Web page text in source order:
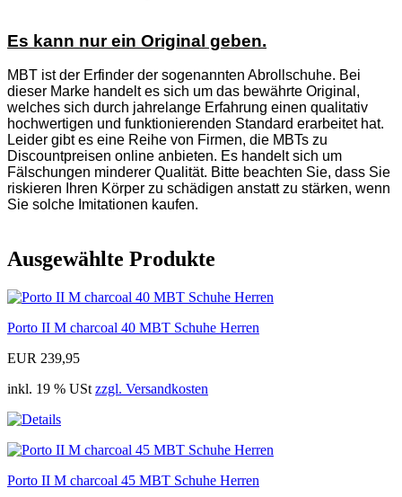
Es kann nur ein Original geben.
MBT ist der Erfinder der sogenannten Abrollschuhe. Bei
dieser Marke handelt es sich um das bewährte Original,
welches sich durch jahrelange Erfahrung einen qualitativ
hochwertigen und funktionierenden Standard erarbeitet hat.
Leider gibt es eine Reihe von Firmen, die MBTs zu
Discountpreisen online anbieten. Es handelt sich um
Fälschungen minderer Qualität. Bitte beachten Sie, dass Sie
riskieren Ihren Körper zu schädigen anstatt zu stärken, wenn
Sie solche Imitationen kaufen.
Ausgewählte Produkte
Porto II M charcoal 40 MBT Schuhe Herren
EUR 239,95
inkl. 19 % USt zzgl. Versandkosten
Porto II M charcoal 45 MBT Schuhe Herren